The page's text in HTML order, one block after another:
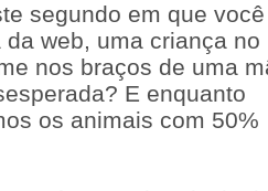
segundo em que você
web, uma criança no
nos braços de uma
E enquanto
os animais com 50%